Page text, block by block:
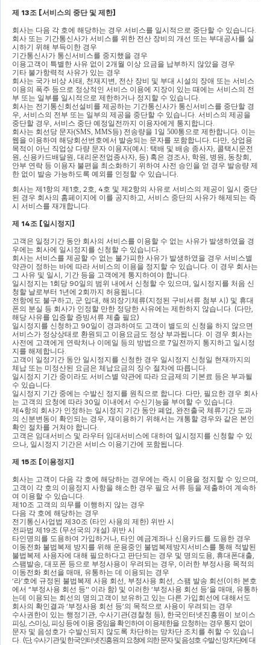
제 13조 [서비스의 중단 및 제한]
회사는 다음 각 호에 해당하는 경우 서비스를 일시적으로 중단할 수 있습니다.
회사 또는 기간통신사가 서비스를 위한 전산 장비의 개선 또는 부대공사를 실
시하기 위해 부득이한 경우
기간통신사가 통신서비스를 중지했을 경우
이용고객이 특별한 사유 없이 2개월 이상 요금을 납부하지 않았을 경우
기타 불가항력적 사유가 있는 경우
회사는 국가 비상 사태, 천재지변, 전산 장비 및 부대 시설의 장애 또는 서비스
이용의 폭주 등으로 정상적인 서비스 이용에 지장이 있는 때에는 서비스의 전
부 또는 일부를 일시적으로 제한하거나 정지할 수 있습니다.
회사는 전기통신회선설비를 제공하는 기간통신사가 통신서비스를 중단할 경
우, 서비스의 전부 또는 일부의 제공을 중단할 수 있습니다. 서비스의 제공을
중단할 경우, 서비스 중단 예정일전까지 이용자에게 통지합니다.
회사는 회선당 문자(SMS, MMS등) 전송량을 1일 500통으로 제한합니다. 이는
웹을 이용하여 해당회선번호에서 발송되는 문자를 포함합니다. 다만, 상업용
목적이 아닌 직업상 다량 문자 이용자(예시 : 택배 및 배송 종사자, 콜택시운전
원, 신용카드배달원, 대리운전업종사자, 등) 혹은 경조사, 학원, 병원, 동창회
안부 연락 등 이용자 불편을 최소화하기 위하여 사전 승인을 얻 경우 발송량 제
한 없이 발송 가능하도록 예외를 인정할 수 있습니다.
회사는 제1항의 제1호 , 2호 , 4호 및 제2항의 사유로 서비스의 제공이 일시 중단
된 경우 회사의 홈페이지에 이를 공지하고 서비스 중단의 사유가 해제되는 즉
시 서비스를 재개합니다
제 14조 [일시정지]
고객은 일정기간 동안 회사의 서비스를 이용할 수 없는 사유가 발생하였을 경
우에는 회사에 일시정지를 신청할 수 있습니다
회사는 서비스를 제공할 수 없는 불가피한 사유가 발생하였을 경우 서비스별
약관이 정하는 바에 따라 서비스의 이용을 정지할 수 있습니다 이 경우 회사는
그 사유 및 일시
기간 등을 고객에게 통지하여야 합니다
일시정지는 1회당 90일의 범위 내에서 신청할 수 있으며 일시정지를 처음 신
청할 날로부터 1년에 2회까지 허용됩니다
전항에도 불구하고
군 입대 해외장기체류(지정된 구비서류 첨부 시) 및 휴대
폰의 분실 등 회사가 인정할 만한 정당한 사유에는 제한하지 않습니다 . (다만
해당 사유를 입증할 증빙서류 제출 필요)
일시정지를 신청하고 90일이 경과하여도 고객이 별도의 신청을 하지 않으면
서비스가 정상상태로 환원되고 이용요금도 정상 부과됩니다 이 경우 회사는
사전에 고객에게 연락처나 이메일 등의 방법으로 7일전까지 통지하고 일시정
지를 해제합니다
고객이 일정기간 동안 일시정지를 신청한 경우 일시정지 신청일 현재까지의
체납 또는 미정산된 요금은 체납요금의 징수 절차에 따릅니다
일시정지 기간 중이라도 서비스별 약관에 따라 요금제의 기본료 등은 부과될
수 있습니다
일시정지 기간 중에는 수발신 정지를 원칙으로 합니다 다만 필요한 경우 회사
는 고객의 요청에 따라 30일 이내에서 수신기능을 부여할 수 있습니다
제4항의 회사가 인정하는 일시정지 기간 동안 폐업 완전출국 체류기간 도과
의 신분변동이 확인되는 경우 재이용하기 위해서는 개통할 경우와 같은 본인
확인 절차를 거쳐야 합니다
고객은 임대서비스 및 라우터 임대서비스에 대하여 일시정지를 신청할 수 있
으나 일시정지 기간은 서비스 이용기간에 포함됩니다
제 15조 [이용정지]
회사는 고객이 다음 각 호에 해당하는 경우에는 즉시 이용을 정지할 수 있으며
고객이 각 호의 이용정지 사항을 해소한 경우 필요 서류 등을 제출하여 계속하
여 이용할 수 있습니다
제10조 고객의 의무를 이행하지 않는 경우
다음 각 호에 해당하는 경우
전기통신사업법 제30조 (타인 사용의 제한) 위반 시
전파법 제19조 (무선국의 개설) 위반 시
타인명의를 도용하여 가입하거나 타인 예금계좌나 신용카드를 도용한 경우
이동전화 불법복제 방지를 위해 운용중인 불법복제방지서비스를 통해 적발된
불법복제 사용자에 대해 필요하다고 판단되는 경우 및 명의도용 휴대폰대출
스팸발송 대포폰 등으로 부정사용이 우려되는 경우 이러한 부정사용 목적의
이동전화 회선을 매매 유통하는 데 이용되는 경우
‘라’호에 규정된 불법복제 사용 회선 부정사용 회선 스팸 발송 회선(이하 본호
에서 “부정사용 회선 등'' 이라 함) 및 이러한 ‘부정사용 회선 등’을 매매 유통하
는데 이용되는 회선의 명의고객이 보유하고 있는 다른 가입회선에 대해서도
회사의 확인결과 ‘부정사용 회선 등’의 목적으로 사용이 우려되는 경우
수사권한이 있는 행정기관 수사기관(경찰청 등), 한국인터넷진흥원이 보이스
피싱 스미싱 피싱 등에 이용 중임을 확인하여 이용제한을 요청하는 경우 통지 없이
문자 및 음성호가 수발신되지 않도록 차단하는 망차단 조치를 취할 수 있습니
다 (단, 수사기관 및 한국인터넷진흥원의 요청에 의한 문자 및 음성호 수발신 망차단에 대